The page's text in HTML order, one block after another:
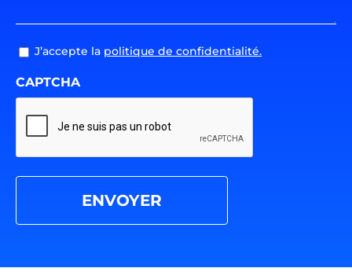
RGPDJ’accepte la politique de confidentialité.
CAPTCHA